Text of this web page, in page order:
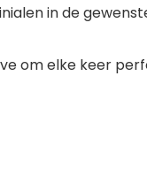
in de
om elke keer